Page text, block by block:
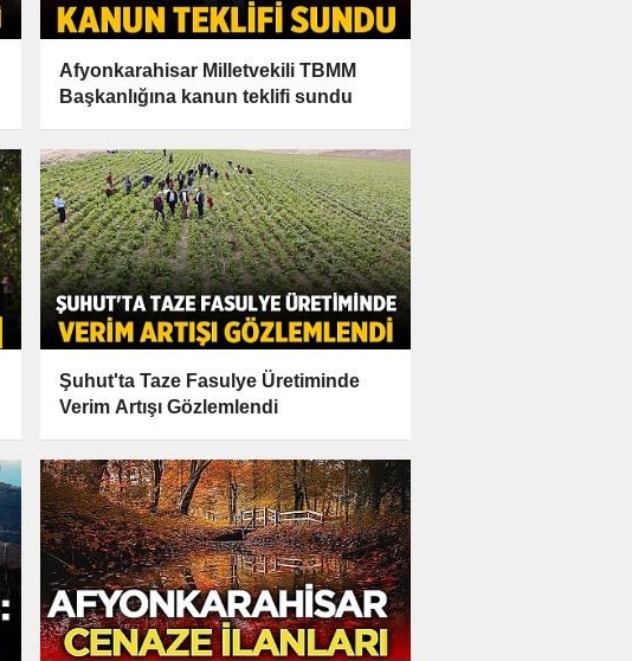
Afyonkarahisar Milletvekili TBMM
Başkanlığına kanun teklifi sundu
Şuhut'ta Taze Fasulye Üretiminde
Verim Artışı Gözlemlendi